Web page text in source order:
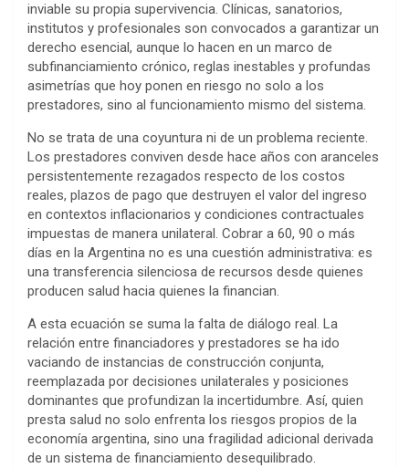
inviable su propia supervivencia. Clínicas, sanatorios,
institutos y profesionales son convocados a garantizar un
derecho esencial, aunque lo hacen en un marco de
subfinanciamiento crónico, reglas inestables y profundas
asimetrías que hoy ponen en riesgo no solo a los
prestadores, sino al funcionamiento mismo del sistema.
No se trata de una coyuntura ni de un problema reciente.
Los prestadores conviven desde hace años con aranceles
persistentemente rezagados respecto de los costos
reales, plazos de pago que destruyen el valor del ingreso
en contextos inflacionarios y condiciones contractuales
impuestas de manera unilateral. Cobrar a 60, 90 o más
días en la Argentina no es una cuestión administrativa: es
una transferencia silenciosa de recursos desde quienes
producen salud hacia quienes la financian.
A esta ecuación se suma la falta de diálogo real. La
relación entre financiadores y prestadores se ha ido
vaciando de instancias de construcción conjunta,
reemplazada por decisiones unilaterales y posiciones
dominantes que profundizan la incertidumbre. Así, quien
presta salud no solo enfrenta los riesgos propios de la
economía argentina, sino una fragilidad adicional derivada
de un sistema de financiamiento desequilibrado.